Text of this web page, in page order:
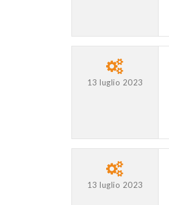
13 luglio 2023
13 luglio 2023